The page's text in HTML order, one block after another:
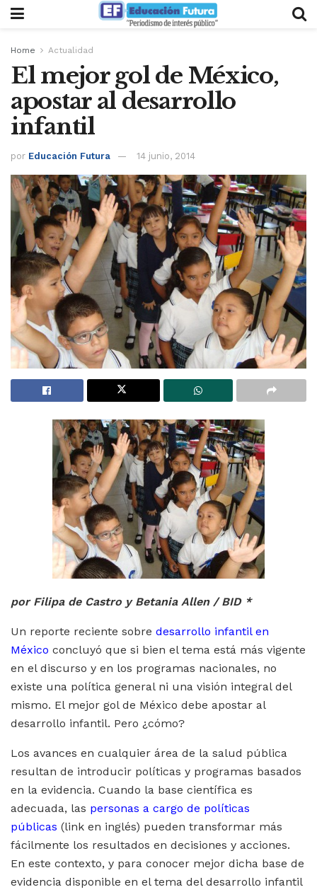
Home Actualidad
El mejor gol de México,
apostar al desarrollo
infantil
por Educación Futura 14 junio, 2014
por Filipa de Castro y Betania Allen / BID *
Un reporte reciente sobre desarrollo infantil en
México concluyó que si bien el tema está más vigente
en el discurso y en los programas nacionales, no
existe una política general ni una visión integral del
mismo. El mejor gol de México debe apostar al
desarrollo infantil. Pero ¿cómo?
Los avances en cualquier área de la salud pública
resultan de introducir políticas y programas basados
en la evidencia. Cuando la base científica es
adecuada, las personas a cargo de políticas
públicas (link en inglés) pueden transformar más
fácilmente los resultados en decisiones y acciones.
En este contexto, y para conocer mejor dicha base de
evidencia disponible en el tema del desarrollo infantil